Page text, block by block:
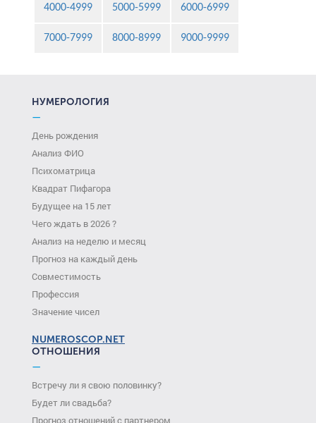
4000-4999 5000-5999 6000-6999
7000-7999 8000-8999 9000-9999
НУМЕРОЛОГИЯ
—
День рождения
Анализ ФИО
Психоматрица
Квадрат Пифагора
Будущее на 15 лет
Чего ждать в 2026 ?
Анализ на неделю и месяц
Прогноз на каждый день
Совместимость
Профессия
Значение чисел
NUMEROSCOP.NET
ОТНОШЕНИЯ
—
Встречу ли я свою половинку?
Будет ли свадьба?
Прогноз отношений с партнером